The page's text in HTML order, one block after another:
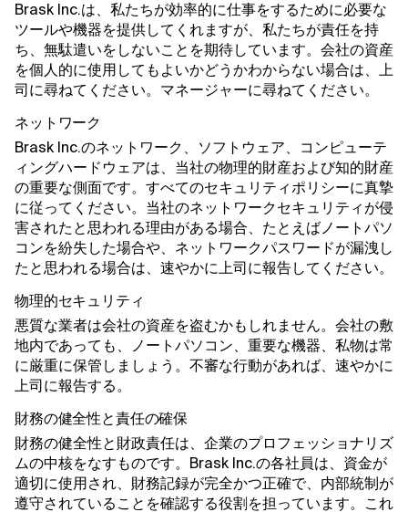
Brask Inc.は、私たちが効率的に仕事をするために必要な
ツールや機器を提供してくれますが、私たちが責任を持
ち、無駄遣いをしないことを期待しています。会社の資産
を個人的に使用してもよいかどうかわからない場合は、上
司に尋ねてください。マネージャーに尋ねてください。
ネットワーク
Brask Inc.のネットワーク、ソフトウェア、コンピューテ
ィングハードウェアは、当社の物理的財産および知的財産
の重要な側面です。すべてのセキュリティポリシーに真摯
に従ってください。当社のネットワークセキュリティが侵
害されたと思われる理由がある場合、たとえばノートパソ
コンを紛失した場合や、ネットワークパスワードが漏洩し
たと思われる場合は、速やかに上司に報告してください。
物理的セキュリティ
悪質な業者は会社の資産を盗むかもしれません。会社の敷
地内であっても、ノートパソコン、重要な機器、私物は常
に厳重に保管しましょう。不審な行動があれば、速やかに
上司に報告する。
財務の健全性と責任の確保
財務の健全性と財政責任は、企業のプロフェッショナリズ
ムの中核をなすものです。Brask Inc.の各社員は、資金が
適切に使用され、財務記録が完全かつ正確で、内部統制が
遵守されていることを確認する役割を担っています。これ